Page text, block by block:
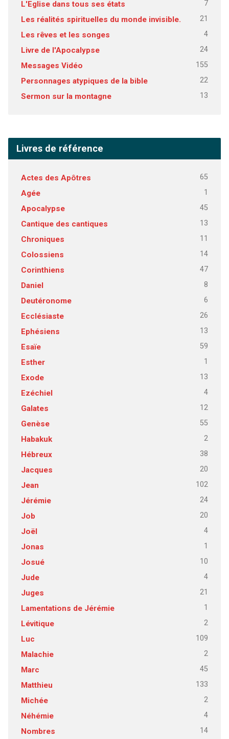
L'Eglise dans tous ses états 7
Les réalités spirituelles du monde invisible. 21
Les rêves et les songes 4
Livre de l'Apocalypse 24
Messages Vidéo 155
Personnages atypiques de la bible 22
Sermon sur la montagne 13
Livres de référence
Actes des Apôtres 65
Agée 1
Apocalypse 45
Cantique des cantiques 13
Chroniques 11
Colossiens 14
Corinthiens 47
Daniel 8
Deutéronome 6
Ecclésiaste 26
Ephésiens 13
Esaïe 59
Esther 1
Exode 13
Ezéchiel 4
Galates 12
Genèse 55
Habakuk 2
Hébreux 38
Jacques 20
Jean 102
Jérémie 24
Job 20
Joël 4
Jonas 1
Josué 10
Jude 4
Juges 21
Lamentations de Jérémie 1
Lévitique 2
Luc 109
Malachie 2
Marc 45
Matthieu 133
Michée 2
Néhémie 4
Nombres 14